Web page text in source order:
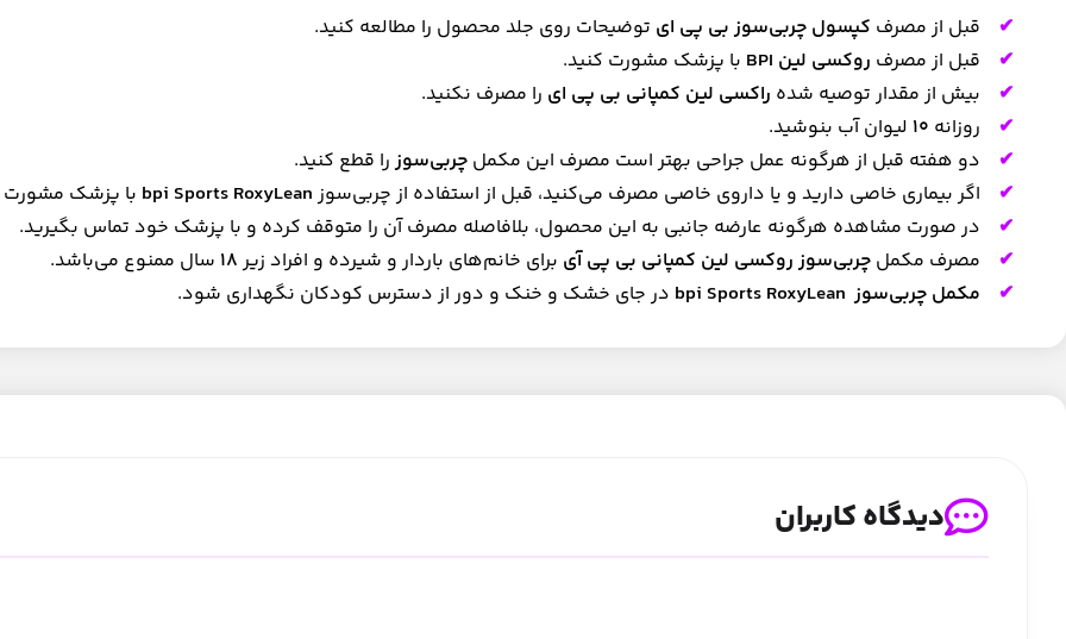
قبل از مصرف کپسول چربی‌سوز بی پی ای توضیحات روی جلد محصول را مطالعه کنید.
قبل از مصرف روکسی لین BPI
با پزشک مشورت کنید.
بیش از مقدار توصیه شده راکسی لین کمپانی بی پی ای را مصرف نکنید.
روزانه 10 لیوان آب بنوشید.
دو هفته قبل از هرگونه عمل جراحی بهتر است مصرف این مکمل چربی‌سوز را قطع کنید.
اگر بیماری خاصی دارید و یا داروی خاصی مصرف می‌کنید، قبل از استفاده از چربی‌سوز bpi Sports RoxyLean با پزشک مشورت
در صورت مشاهده هرگونه عارضه جانبی به این محصول، بلافاصله مصرف آن را متوقف کرده و با پزشک خود تماس بگیرید.
مصرف مکمل چربی‌سوز روکسی لین کمپانی بی پی آی برای خانم‌های باردار و شیرده و افراد زیر 18 سال ممنوع می‌باشد.
مکمل چربی‌سوز bpi Sports RoxyLean
در جای خشک و خنک و دور از دسترس کودکان نگهداری شود.
دیدگاه کاربران